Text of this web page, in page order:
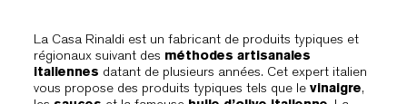
La Casa Rinaldi est un fabricant de produits typiques et
régionaux suivant des méthodes artisanales
italiennes datant de plusieurs années. Cet expert italien
vous propose des produits typiques tels que levinaigre,